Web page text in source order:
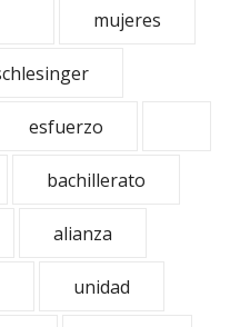
mujeres
esfuerzo
bachillerato
alianza
unidad